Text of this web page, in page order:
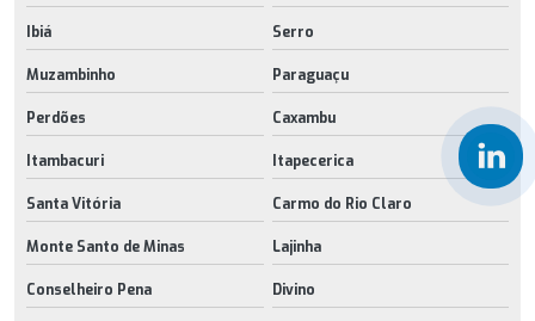
Ibiá Serro
Muzambinho Paraguaçu
Perdões Caxambu
Itambacuri Itapecerica
Santa Vitória Carmo do Rio Claro
Monte Santo de Minas Lajinha
Conselheiro Pena Divino